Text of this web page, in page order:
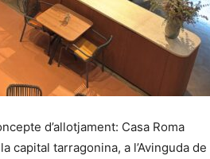
d’allotjament: Casa Roma
capital tarragonina, a l’Avinguda de